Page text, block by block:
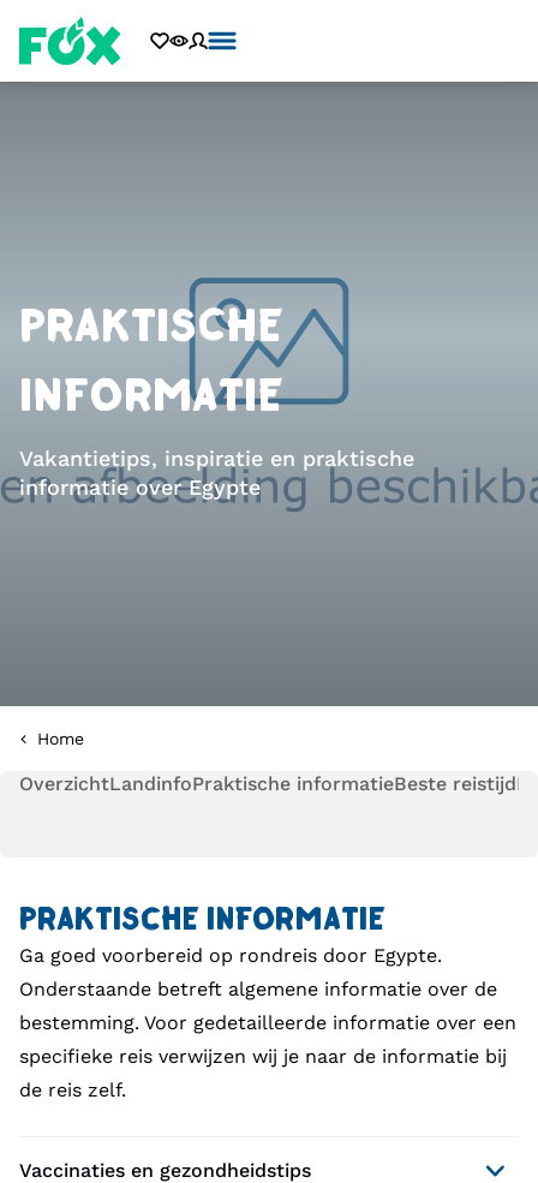
PRAKTISCHE
INFORMATIE
Vakantietips, inspiratie en praktische
informatie over Egypte
Home
OverzichtLandinfoPraktische informatieBeste reistijd
PRAKTISCHE INFORMATIE
Ga goed voorbereid op rondreis door Egypte.
Onderstaande betreft algemene informatie over de
bestemming. Voor gedetailleerde informatie over een
specifieke reis verwijzen wij je naar de informatie bij
de reis zelf.
Vaccinaties en gezondheidstips